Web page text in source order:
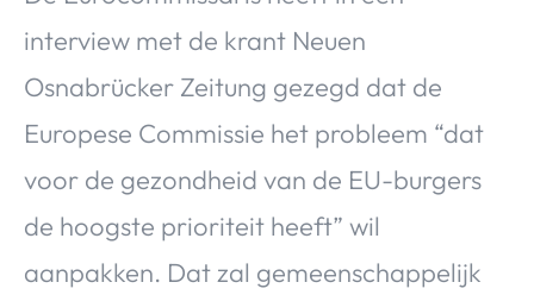
interview met de krant Neuen
Osnabrücker Zeitung gezegd dat de
Europese Commissie het probleem “dat
voor de gezondheid van de EU-burgers
de hoogste prioriteit heeft” wil
aanpakken. Dat zal gemeenschappelijk